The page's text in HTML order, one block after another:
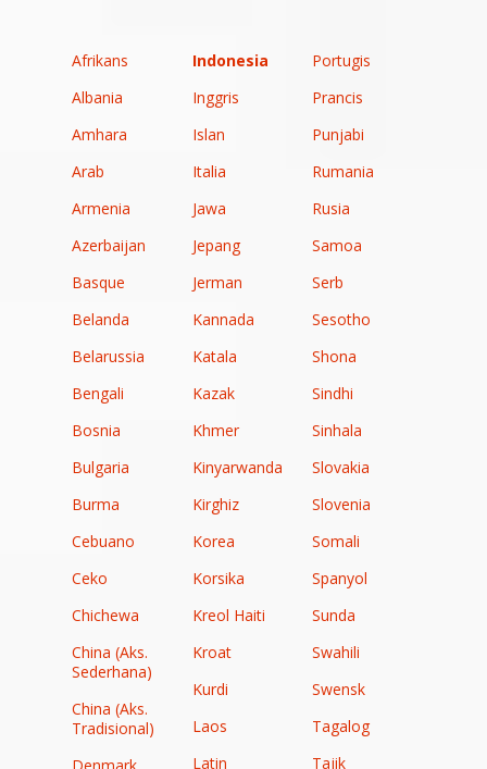
Afrikans
Albania
Amhara
Arab
Armenia
Azerbaijan
Basque
Belanda
Belarussia
Bengali
Bosnia
Bulgaria
Burma
Cebuano
Ceko
Chichewa
China (Aks.
Sederhana)
China (Aks.
Tradisional)
Denmark
Indonesia
Inggris
Islan
Italia
Jawa
Jepang
Jerman
Kannada
Katala
Kazak
Khmer
Kinyarwanda
Kirghiz
Korea
Korsika
Kreol Haiti
Kroat
Kurdi
Laos
Latin
Portugis
Prancis
Punjabi
Rumania
Rusia
Samoa
Serb
Sesotho
Shona
Sindhi
Sinhala
Slovakia
Slovenia
Somali
Spanyol
Sunda
Swahili
Swensk
Tagalog
Tajik